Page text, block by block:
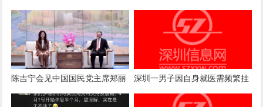
制案一审诉求被驳回，法院：属
商业秘密，公开或导致被滥用
陈吉宁会见中国国民党主席郑丽
文
深圳一男子因自身就医需频繁挂
号，自学编写抢号脚本，发